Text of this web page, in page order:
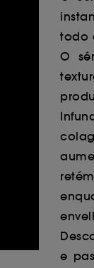
todo
O
e